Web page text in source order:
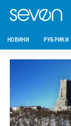
НОВИНИ РУБРИКИ